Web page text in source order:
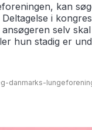
kan
i
selv
hun stadig er
danmarks-